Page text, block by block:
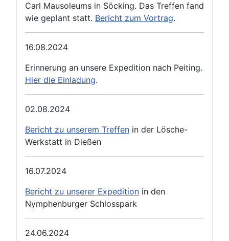
Carl Mausoleums in Söcking. Das Treffen fand
wie geplant statt. Bericht zum Vortrag.
16.08.2024
Erinnerung an unsere Expedition nach Peiting.
Hier die Einladung.
02.08.2024
Bericht zu unserem Treffen in der Lösche-
Werkstatt in Dießen
16.07.2024
Bericht zu unserer Expedition in den
Nymphenburger Schlosspark
24.06.2024